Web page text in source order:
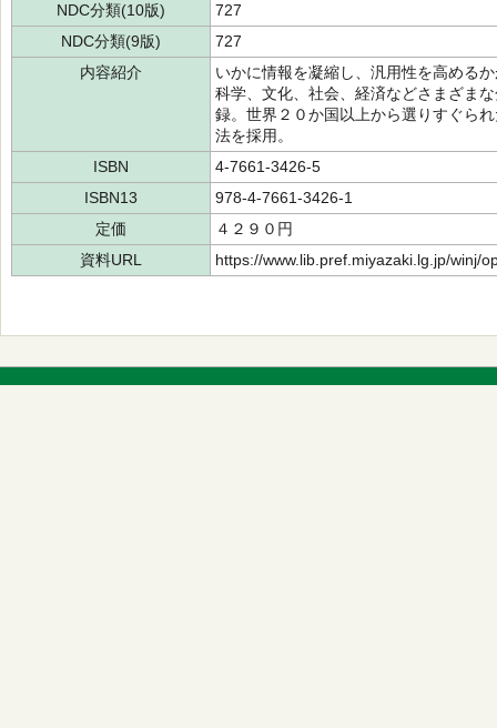
NDC分類(10版)
727
NDC分類(9版)
727
内容紹介
いかに情報を凝縮し、汎用性を高める
科学、文化、社会、経済などさまざま
録。世界２０か国以上から選りすぐら
法を採用。
ISBN
4-7661-3426-5
ISBN13
978-4-7661-3426-1
定価
４２９０円
資料URL
https://www.lib.pref.miyazaki.lg.jp/winj/